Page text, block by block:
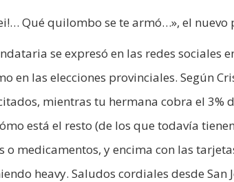
Qué quilombo se te armó…», el nuevo
se expresó en las redes sociales
en las elecciones provinciales. Según
mientras tu hermana cobra el 3%
está el resto (de los que todavía
o medicamentos, y encima con las
heavy. Saludos cordiales desde San